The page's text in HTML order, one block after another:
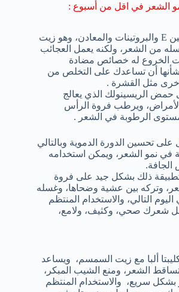
زيت الخروع غني بفيتامين E والبروتينات والمعادن، وهو زيت
من الشعر، ولكنه يعمل العجائب
الخروع له خصائص مضادة
شأنها أن تساعدك على التخلص من
مثل القشرة .
الريسينولك الذي يعالج
ويرطب فروة الرأس
الرطوبة في الشعر .
تحسين الدورة الدموية وبالتالي
في نمو الشعر، ويمكن استخدامه
الجافة.
ذلك بشكل جيد على فروة
وتركه بين عشية وضحاها، وغسله
التالي، والاستخدام المنتظم
شعرك صحي، وكثيف، ولامع،
ألبا مع زيت السمسم، ويساعد
الشعر، ومنع الشيب المبكر،
سريع، والاستخدام المنتظم